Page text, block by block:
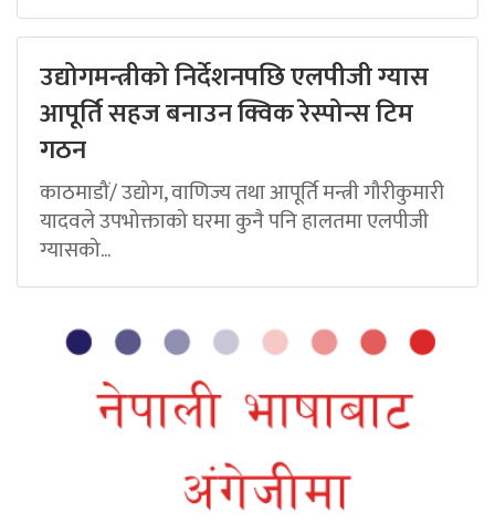
उद्योगमन्त्रीको निर्देशनपछि एलपीजी ग्यास
आपूर्ति सहज बनाउन क्विक रेस्पोन्स टिम
गठन
काठमाडौं/ उद्योग, वाणिज्य तथा आपूर्ति मन्त्री गौरीकुमारी
यादवले उपभोक्ताको घरमा कुनै पनि हालतमा एलपीजी
ग्यासको...